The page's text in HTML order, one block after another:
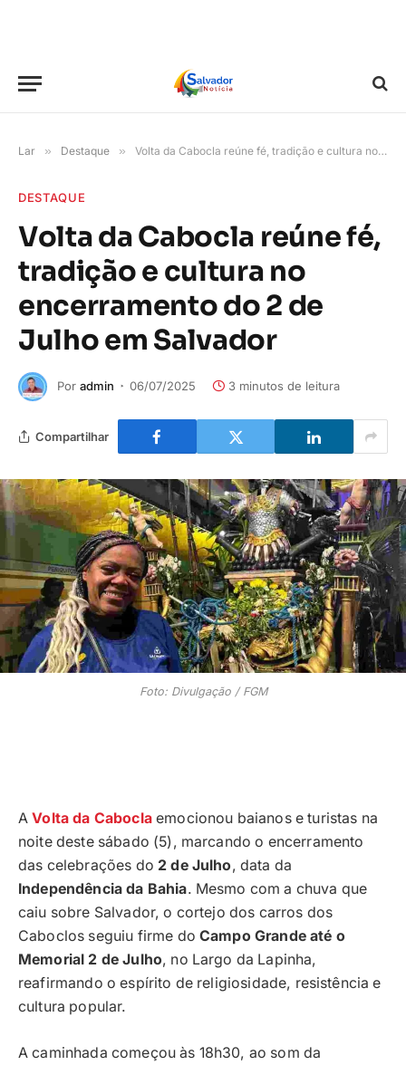
Lar » Destaque » Volta da Cabocla reúne fé, tradição e cultura no encerramento do 2 de Julho em Salvador
DESTAQUE
Volta da Cabocla reúne fé,
tradição e cultura no
encerramento do 2 de
Julho em Salvador
Por admin 06/07/2025 3 minutos de leitura
Compartilhar
Foto: Divulgação / FGM
AVolta da Caboclaemocionou baianos e turistas na
noite deste sábado (5), marcando o encerramento
das celebrações do 2 de Julho, data da
Independência da Bahia. Mesmo com a chuva que
caiu sobre Salvador, o cortejo dos carros dos
Caboclos seguiu firme do Campo Grande até o
Memorial 2 de Julho, no Largo da Lapinha,
reafirmando o espírito de religiosidade, resistência e
cultura popular.
A caminhada começou às 18h30, ao som da